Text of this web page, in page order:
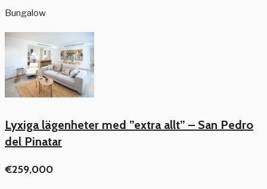
Bungalow
Lyxiga lägenheter med ”extra allt” – San Pedro
del Pinatar
€259,000